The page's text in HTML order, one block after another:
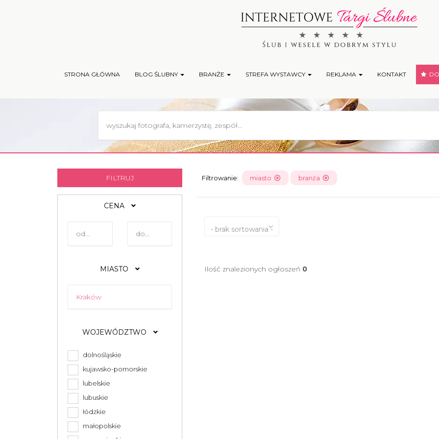
STRONA GŁÓWNA BLOG ŚLUBNY BRANŻE STREFA WYSTAWCY REKLAMA KONTAKT
FILTRUJ
CENA
MIASTO
WOJEWÓDZTWO
dolnośląskie
kujawsko-pomorskie
lubelskie
lubuskie
łódzkie
małopolskie
Filtrowanie: miasto branża
- brak sortowania -
Ilość znalezionych ogłoszeń 0